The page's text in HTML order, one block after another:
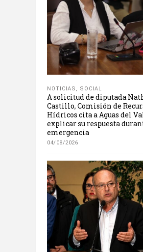
NOTICIAS , SOCIAL
A solicitud de diputada
Castillo, Comisión de
Hídricos cita a Aguas del
explicar su respuesta
emergencia
04/08/2026